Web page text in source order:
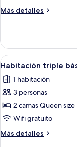
Más detalles
Más
básica,
balcón
Abrir
todas
las
fotos
de
Habitación
triple
básica,
1
Habitación triple
1 habitación
3 personas
2 camas Queen size
Wifi gratuito
Más detalles
Más